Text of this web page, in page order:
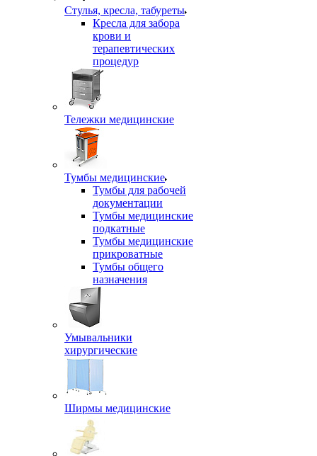
Стулья, кресла, табуреты
Кресла для забора
крови и
терапевтических
процедур
Тележки медицинские
Тумбы медицинские
Тумбы для рабочей
документации
Тумбы медицинские
подкатные
Тумбы медицинские
прикроватные
Тумбы общего
назначения
Умывальники
хирургические
Ширмы медицинские